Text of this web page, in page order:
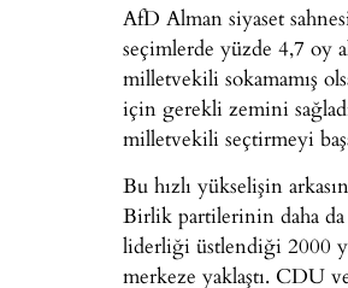
AfD Alman siyaset
seçimlerde yüzde 4,7 oy
milletvekili sokamamış
için gerekli zemini
milletvekili seçtirmeyi
Bu hızlı yükselişin
Birlik partilerinin daha da
liderliği üstlendiği 2000
merkeze yaklaştı. CDU